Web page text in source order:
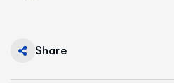
Share